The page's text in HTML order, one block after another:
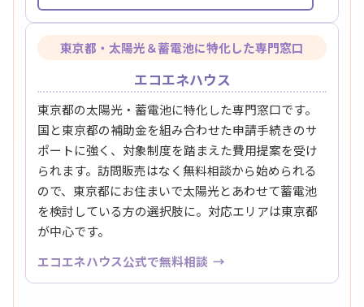
東京都・太陽光＆蓄電池に特化した専門窓口
エコエネハウス
東京都の太陽光・蓄電池に特化した専門窓口です。
国と東京都の補助金を組み合わせた申請手続きのサ
ポートに強く、対象制度を踏まえた費用提案を受け
られます。訪問販売はなく無料相談から始められる
ので、東京都にお住まいで太陽光とあわせて蓄電池
を検討している方の選択肢に。対応エリアは東京都
が中心です。
エコエネハウス公式で無料相談